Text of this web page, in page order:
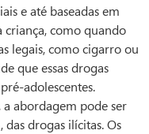
e até baseadas em
criança, como quando
legais, como cigarro ou
que essas drogas
adolescentes.
a abordagem pode ser
drogas ilícitas. Os